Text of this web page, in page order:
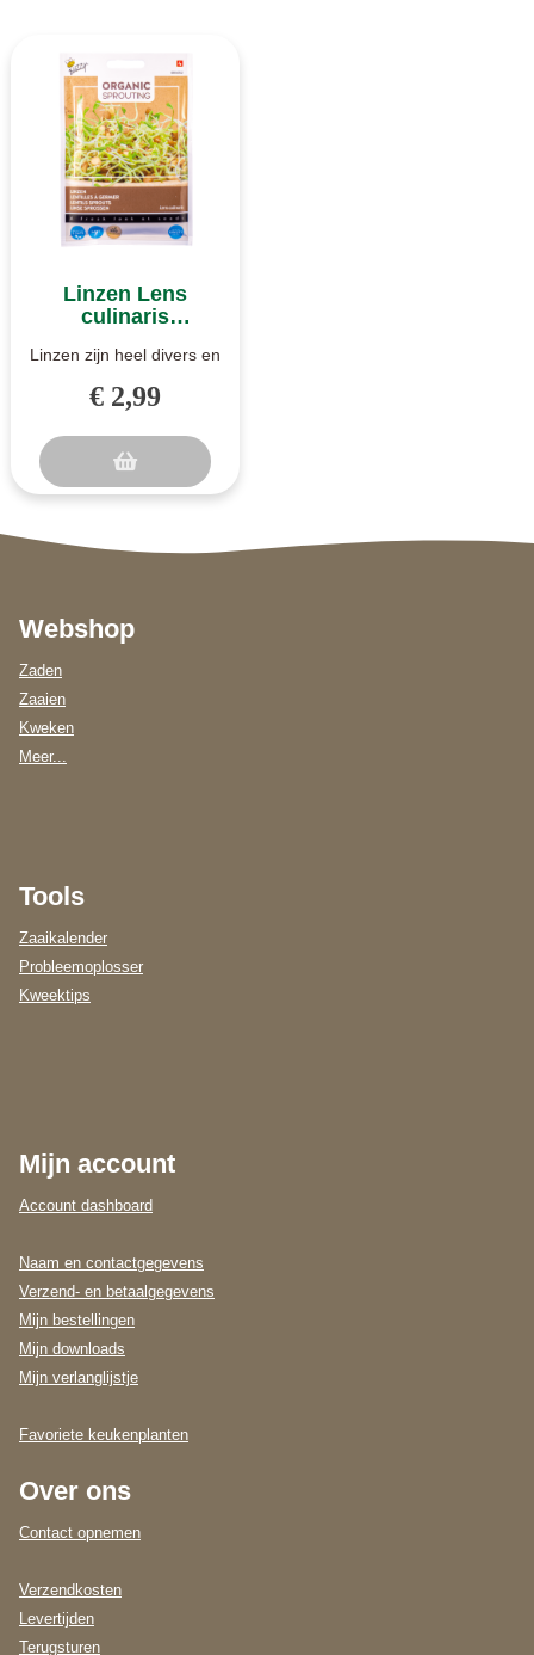
Linzen Lens
culinaris
zaden
Linzen zijn heel divers en
als pure zaden. Echter
€ 2,99
Webshop
Zaden
Zaaien
Kweken
Meer...
Tools
Zaaikalender
Probleemoplosser
Kweektips
Mijn account
Account dashboard
Naam en contactgegevens
Verzend- en betaalgegevens
Mijn bestellingen
Mijn downloads
Mijn verlanglijstje
Favoriete keukenplanten
Over ons
Contact opnemen
Verzendkosten
Levertijden
Terugsturen